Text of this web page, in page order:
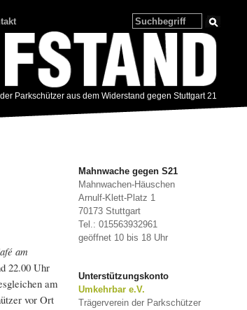
Parkschützer aus dem Widerstand gegen Stuttgart 21
am
22.00 Uhr
am
vor Ort
Mahnwache gegen S21
Mahnwachen-Häuschen
Arnulf-Klett-Platz 1
70173 Stuttgart
Tel.: 015563932961
geöffnet 10 bis 18 Uhr
Unterstützungskonto
Umkehrbar e.V.
Trägerverein der Parkschützer